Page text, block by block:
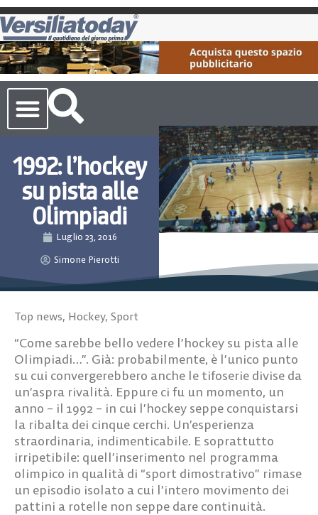
1992: l’hockey
su pista alle
Olimpiadi
Luglio 23, 2016
Simone Pierotti
Top news, Hockey, Sport
“Come sarebbe bello vedere l’hockey su pista alle
Olimpiadi…”. Già: probabilmente, è l’unico punto
su cui convergerebbero anche le tifoserie divise da
un’aspra rivalità. Eppure ci fu un momento, un
anno – il 1992 – in cui l’hockey seppe conquistarsi
la ribalta dei cinque cerchi. Un’esperienza
straordinaria, indimenticabile. E soprattutto
irripetibile: quell’inserimento nel programma
olimpico in qualità di “sport dimostrativo” rimase
un episodio isolato a cui l’intero movimento dei
pattini a rotelle non seppe dare continuità.